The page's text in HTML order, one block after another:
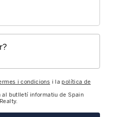
i condicions i lapolítica de
butlletí informatiu de Spain